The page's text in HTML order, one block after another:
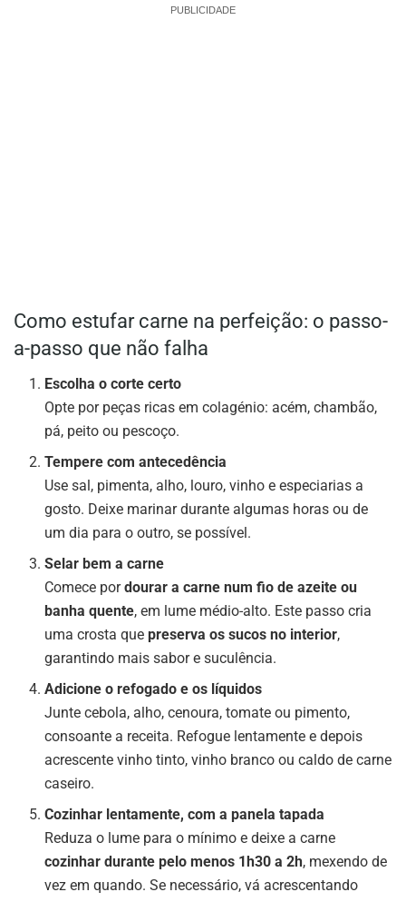
PUBLICIDADE
Como estufar carne na perfeição: o passo-
a-passo que não falha
Escolha o corte certo
Opte por peças ricas em colagénio: acém, chambão,
pá, peito ou pescoço.
Tempere com antecedência
Use sal, pimenta, alho, louro, vinho e especiarias a
gosto. Deixe marinar durante algumas horas ou de
um dia para o outro, se possível.
Selar bem a carne
Comece pordourar a carne num fio de azeite ou
banha quente, em lume médio-alto. Este passo cria
uma crosta quepreserva os sucos no interior,
garantindo mais sabor e suculência.
Adicione o refogado e os líquidos
Junte cebola, alho, cenoura, tomate ou pimento,
consoante a receita. Refogue lentamente e depois
acrescente vinho tinto, vinho branco ou caldo de carne
caseiro.
Cozinhar lentamente, com a panela tapada
Reduza o lume para o mínimo e deixe a carne
cozinhar durante pelo menos 1h30 a 2h, mexendo de
vez em quando. Se necessário, vá acrescentando